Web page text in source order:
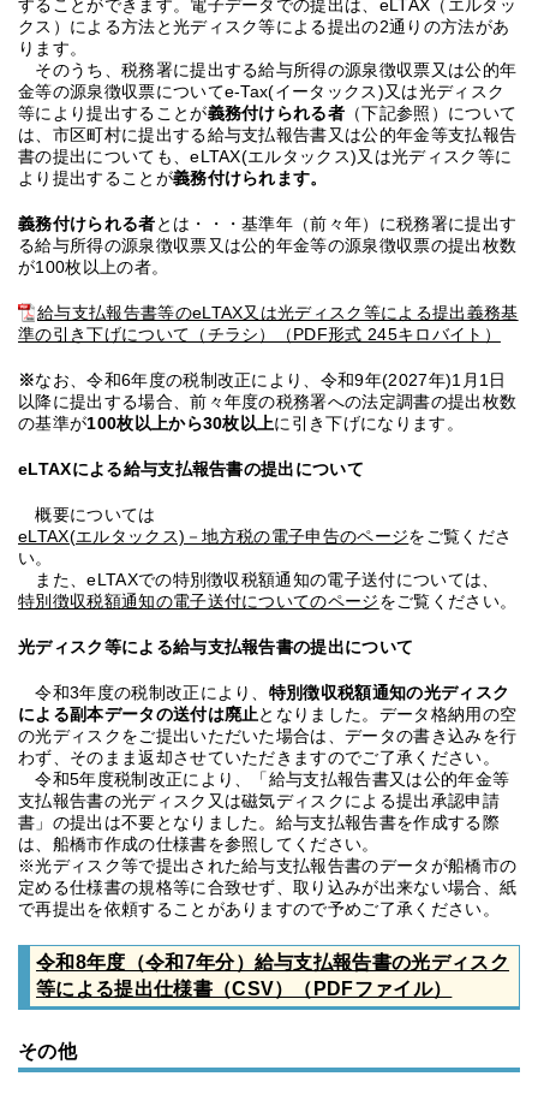
することができます。電子データでの提出は、eLTAX（エルタッ
クス）による方法と光ディスク等による提出の2通りの方法があ
ります。
そのうち、税務署に提出する給与所得の源泉徴収票又は公的年
金等の源泉徴収票についてe-Tax(イータックス)又は光ディスク
等により提出することが義務付けられる者 （下記参照）について
は、市区町村に提出する給与支払報告書又は公的年金等支払報告
書の提出についても、eLTAX(エルタックス)又は光ディスク等に
より提出することが義務付けられます。
義務付けられる者とは・・・基準年（前々年）に税務署に提出す
る給与所得の源泉徴収票又は公的年金等の源泉徴収票の提出枚数
が100枚以上の者。
給与支払報告書等のeLTAX又は光ディスク等による提出義務基
準の引き下げについて（チラシ）（PDF形式 245キロバイト）
※なお、令和6年度の税制改正により、令和9年(2027年)1月1日
以降に提出する場合、前々年度の税務署への法定調書の提出枚数
の基準が100枚以上から30枚以上に引き下げになります。
eLTAXによる給与支払報告書の提出について
概要については
eLTAX(エルタックス)－地方税の電子申告のページをご覧くださ
い。
また、eLTAXでの特別徴収税額通知の電子送付については、
特別徴収税額通知の電子送付についてのページをご覧ください。
光ディスク等による給与支払報告書の提出について
令和3年度の税制改正により、 特別徴収税額通知の光ディスク
による副本データの送付は廃止となりました。データ格納用の空
の光ディスクをご提出いただいた場合は、データの書き込みを行
わず、そのまま返却させていただきますのでご了承ください。
令和5年度税制改正により、「給与支払報告書又は公的年金等
支払報告書の光ディスク又は磁気ディスクによる提出承認申請
書」の提出は不要となりました。給与支払報告書を作成する際
は、船橋市作成の仕様書を参照してください。
※光ディスク等で提出された給与支払報告書のデータが船橋市の
定める仕様書の規格等に合致せず、取り込みが出来ない場合、紙
で再提出を依頼することがありますので予めご了承ください。
令和8年度（令和7年分）給与支払報告書の光ディスク
等による提出仕様書（CSV）（PDFファイル）
その他